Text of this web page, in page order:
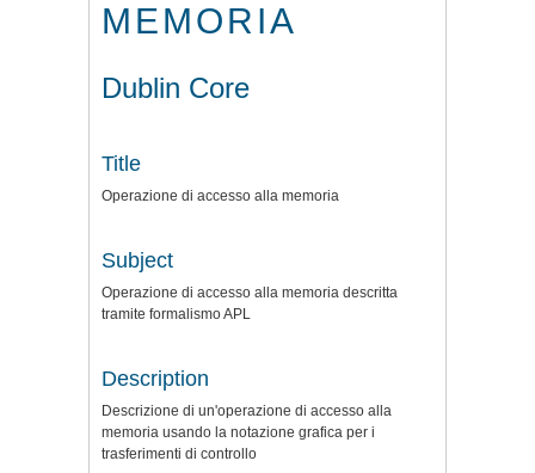
MEMORIA
Dublin Core
Title
Operazione di accesso alla memoria
Subject
Operazione di accesso alla memoria descritta
tramite formalismo APL
Description
Descrizione di un'operazione di accesso alla
memoria usando la notazione grafica per i
trasferimenti di controllo